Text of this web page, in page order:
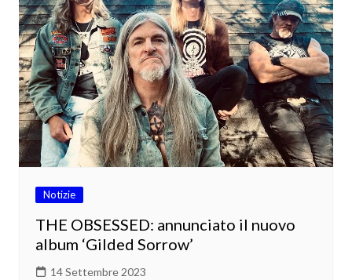
Notizie
THE OBSESSED: annunciato il nuovo
album ‘Gilded Sorrow’
14 Settembre 2023